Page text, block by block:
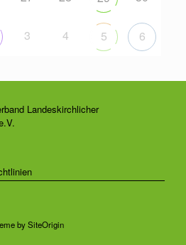
3 4 5 6
Landeskirchlicher
bySiteOrigin